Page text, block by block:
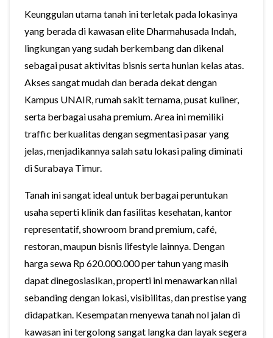
Keunggulan utama tanah ini terletak pada lokasinya
yang berada di kawasan elite Dharmahusada Indah,
lingkungan yang sudah berkembang dan dikenal
sebagai pusat aktivitas bisnis serta hunian kelas atas.
Akses sangat mudah dan berada dekat dengan
Kampus UNAIR, rumah sakit ternama, pusat kuliner,
serta berbagai usaha premium. Area ini memiliki
traffic berkualitas dengan segmentasi pasar yang
jelas, menjadikannya salah satu lokasi paling diminati
di Surabaya Timur.
Tanah ini sangat ideal untuk berbagai peruntukan
usaha seperti klinik dan fasilitas kesehatan, kantor
representatif, showroom brand premium, café,
restoran, maupun bisnis lifestyle lainnya. Dengan
harga sewa Rp 620.000.000 per tahun yang masih
dapat dinegosiasikan, properti ini menawarkan nilai
sebanding dengan lokasi, visibilitas, dan prestise yang
didapatkan. Kesempatan menyewa tanah nol jalan di
kawasan ini tergolong sangat langka dan layak segera